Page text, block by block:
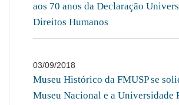
aos 70 anos da Declaração
Direitos Humanos
03/09/2018
Museu Histórico da FMUSP se
Museu Nacional e a Universidade